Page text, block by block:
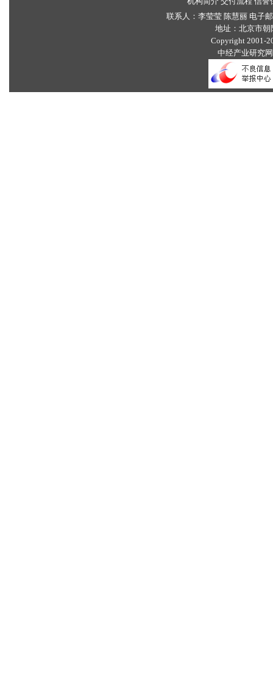
联系人：李莹莹 陈慧丽 电子
地址：北京市
Copyright 2001-
中经产业研究